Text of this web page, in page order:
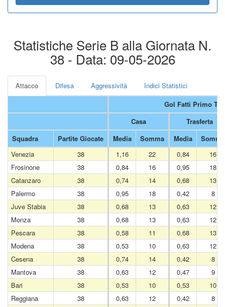
Statistiche Serie B alla Giornata N.
38 - Data: 09-05-2026
Attacco Difesa Aggressività
Indici Statistici
Gol Fatti Primo
Casa
Trasferta
Squadra
Partite Giocate Media Somma Media
Somma
Venezia
38 1,16 22 0,84
16
Frosinone
38 0,84 16 0,95
18
Catanzaro
38 0,74 14 0,68
13
Palermo
38 0,95 18 0,42
8
Juve Stabia
38 0,68 13 0,63
12
Monza
38 0,68 13 0,63
12
Pescara
38 0,58 11 0,68
13
Modena
38 0,53 10 0,63
12
Cesena
38 0,74 14 0,42
8
Mantova
38 0,63 12 0,47
9
Bari
38 0,53 10 0,53
10
Reggiana
38 0,63 12 0,42
8